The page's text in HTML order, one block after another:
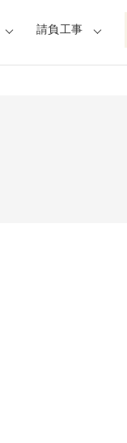
請負工事